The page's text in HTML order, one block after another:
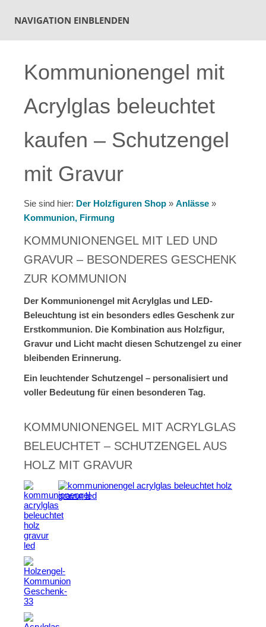
NAVIGATION EINBLENDEN
Kommunionengel mit
Acrylglas beleuchtet
kaufen – Schutzengel
mit Gravur
Sie sind hier: Der Holzfiguren Shop » Anlässe »
Kommunion, Firmung
KOMMUNIONENGEL MIT LED UND
GRAVUR – BESONDERES GESCHENK
ZUR KOMMUNION
Der Kommunionengel mit Acrylglas und LED-
Beleuchtung ist ein besonders edles Geschenk zur
Erstkommunion. Die Kombination aus Holzfigur,
Gravur und Licht macht diesen Schutzengel zu einer
bleibenden Erinnerung.
Ein leuchtender Schutzengel – personalisiert und
voller Bedeutung für einen besonderen Tag.
KOMMUNIONENGEL MIT ACRYLGLAS
BELEUCHTET – SCHUTZENGEL AUS
HOLZ MIT GRAVUR